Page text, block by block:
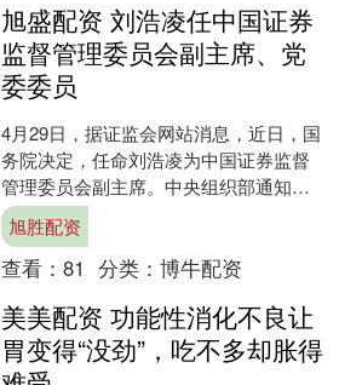
旭盛配资 刘浩凌任中国证券
监督管理委员会副主席、党
委委员
4月29日，据证监会网站消息，近日，国
务院决定，任命刘浩凌为中国证券监督
管理委员会副主席。中央组织部通知，
刘浩凌同志任中国证券监督管理委员会
党委委员。 刘浩凌，....
旭胜配资
查看： 81 分类： 博牛配资
美美配资 功能性消化不良让
胃变得“没劲”，吃不多却胀得